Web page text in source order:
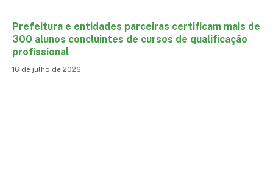
Prefeitura e entidades parceiras certificam mais de
300 alunos concluintes de cursos de qualificação
profissional
16 de julho de 2026